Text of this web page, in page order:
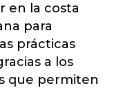
en la costa
para
prácticas
a los
que permiten